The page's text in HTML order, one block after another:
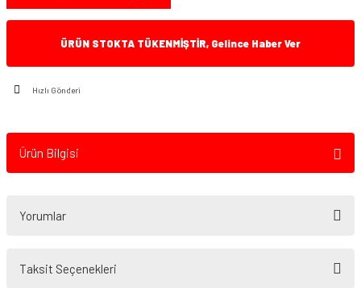
ÜRÜN STOKTA TÜKENMİŞTİR, Gelince Haber Ver
Hızlı Gönderi
Ürün Bilgisi
Yorumlar
Taksit Seçenekleri